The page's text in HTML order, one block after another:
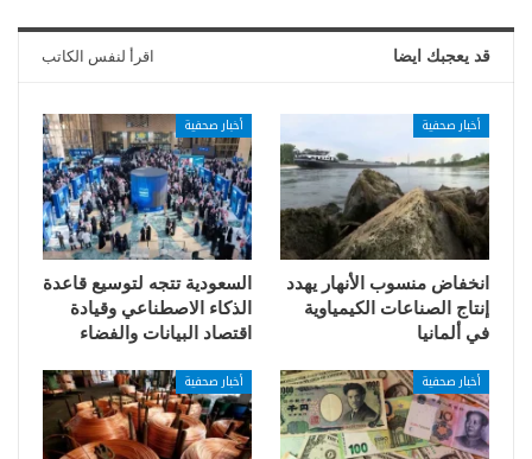
قد يعجبك ايضا اقرأ لنفس الكاتب
أخبار صحفية
انخفاض منسوب الأنهار يهدد
إنتاج الصناعات الكيمياوية
في ألمانيا
أخبار صحفية
السعودية تتجه لتوسيع قاعدة
الذكاء الاصطناعي وقيادة
اقتصاد البيانات والفضاء
أخبار صحفية أخبار صحفية